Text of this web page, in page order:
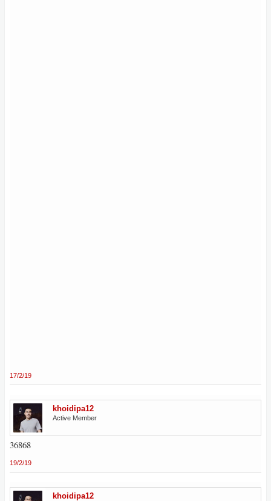
17/2/19
khoidipa12
Active Member
36868
19/2/19
khoidipa12